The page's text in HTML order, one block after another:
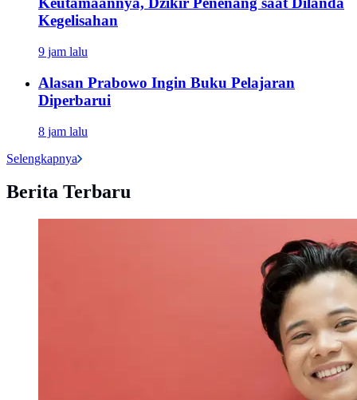
Kegelisahan
9 jam lalu
Alasan Prabowo Ingin Buku Pelajaran
Diperbarui
8 jam lalu
Selengkapnya
Berita Terbaru